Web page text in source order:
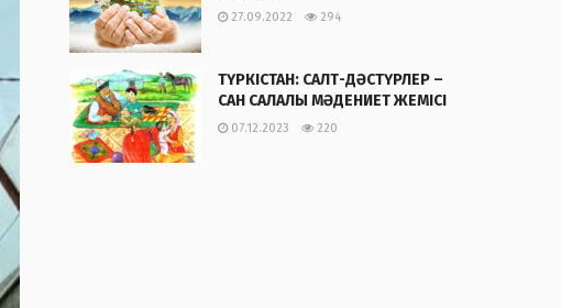
27.09.2022 294
ТҮРКІСТАН: САЛТ-ДӘСТҮРЛЕР –
САН САЛАЛЫ МӘДЕНИЕТ ЖЕМІСІ
07.12.2023 220